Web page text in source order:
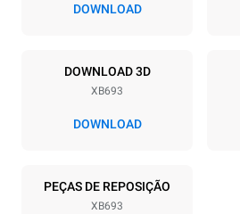
380-415V 3N~ / 220-240V
3~
50 / 60 Hz
DOWNLOAD
DOWNLOAD 3D
XB693
DOWNLOAD
PEÇAS DE REPOSIÇÃO
XB693